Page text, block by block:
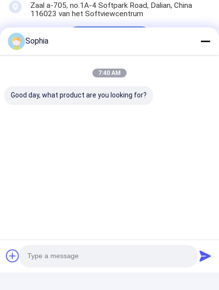
Zaal a-705, no.1A-4 Softpark Road, Dalian, China
116023 van het Softviewcentrum
Krijg De Beste Prijs Voor
Sophia
7:40 AM
Good day, what product are you looking for?